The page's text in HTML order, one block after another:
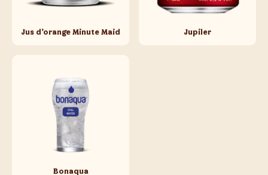
Jus d’orange Minute Maid Jupiler
Bonaqua